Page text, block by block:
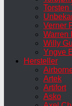
Torsten
Verner
Warren
Willy
Yngve
Hersteller
Artek
Artifort
Asko